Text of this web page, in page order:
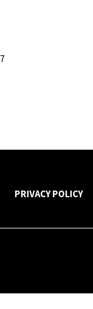
PRIVACY POLICY